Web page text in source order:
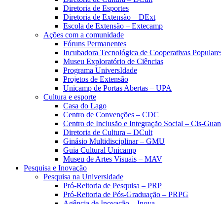
Diretoria de Esportes
Diretoria de Extensão – DExt
Escola de Extensão – Extecamp
Ações com a comunidade
Fóruns Permanentes
Incubadora Tecnológica de Cooperativas
Museu Exploratório de Ciências
Programa UniversIdade
Projetos de Extensão
Unicamp de Portas Abertas – UPA
Cultura e esporte
Casa do Lago
Centro de Convenções – CDC
Centro de Inclusão e Integração Social – Cis-
Diretoria de Cultura – DCult
Ginásio Multidisciplinar – GMU
Guia Cultural Unicamp
Museu de Artes Visuais – MAV
Pesquisa e Inovação
Pesquisa na Universidade
Pró-Reitoria de Pesquisa – PRP
Pró-Reitoria de Pós-Graduação – PRPG